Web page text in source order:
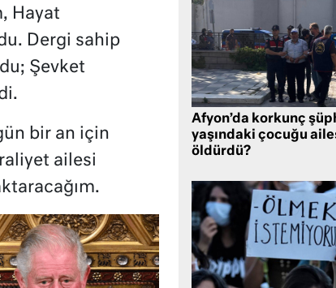
Hayat
Dergi sahip
Şevket
bir an için
ailesi
Afyon’da korkunç
yaşındaki çocuğu
öldürdü?